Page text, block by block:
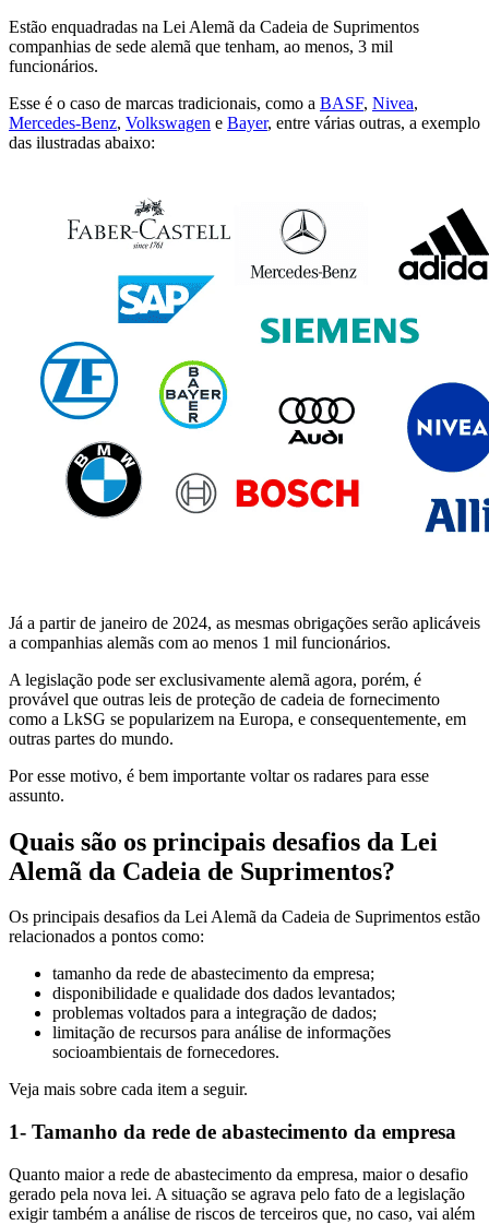
Estão enquadradas na Lei Alemã da Cadeia de Suprimentos
companhias de sede alemã que tenham, ao menos, 3 mil
funcionários.
Esse é o caso de marcas tradicionais, como a BASF, Nivea,
Mercedes-Benz, Volkswagen e Bayer, entre várias outras, a exemplo
das ilustradas abaixo:
Já a partir de janeiro de 2024, as mesmas obrigações serão aplicáveis
a companhias alemãs com ao menos 1 mil funcionários.
A legislação pode ser exclusivamente alemã agora, porém, é
provável que outras leis de proteção de cadeia de fornecimento
como a LkSG se popularizem na Europa, e consequentemente, em
outras partes do mundo.
Por esse motivo, é bem importante voltar os radares para esse
assunto.
Quais são os principais desafios da Lei
Alemã da Cadeia de Suprimentos?
Os principais desafios da Lei Alemã da Cadeia de Suprimentos estão
relacionados a pontos como:
tamanho da rede de abastecimento da empresa;
disponibilidade e qualidade dos dados levantados;
problemas voltados para a integração de dados;
limitação de recursos para análise de informações
socioambientais de fornecedores.
Veja mais sobre cada item a seguir.
1- Tamanho da rede de abastecimento da empresa
Quanto maior a rede de abastecimento da empresa, maior o desafio
gerado pela nova lei. A situação se agrava pelo fato de a legislação
exigir também a análise de riscos de terceiros que, no caso, vai além